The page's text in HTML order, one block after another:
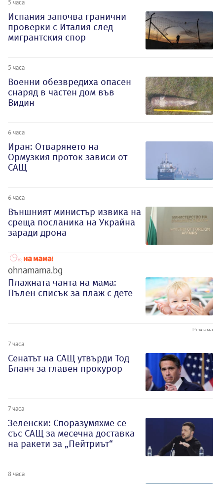
5 часа
Испания започва гранични
проверки с Италия след
мигрантския спор
5 часа
Военни обезвредиха опасен
снаряд в частен дом във
Видин
6 часа
Иран: Отварянето на
Ормузкия проток зависи от
САЩ
6 часа
Външният министър извика на
среща посланика на Украйна
заради дрона
ohnamama.bg
Плажната чанта на мама:
Пълен списък за плаж с дете
7 часа
Сенатът на САЩ утвърди Тод
Бланч за главен прокурор
7 часа
Зеленски: Споразумяхме се
със САЩ за месечна доставка
на ракети за „Пейтриът“
8 часа